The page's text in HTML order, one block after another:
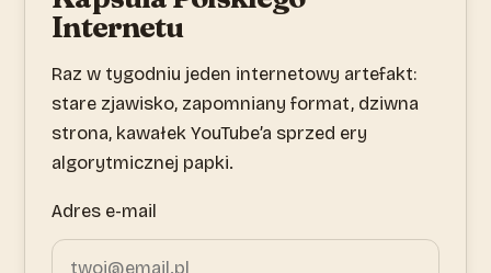
Internetu
Raz w tygodniu jeden internetowy artefakt:
stare zjawisko, zapomniany format, dziwna
strona, kawałek YouTube’a sprzed ery
algorytmicznej papki.
Adres e-mail